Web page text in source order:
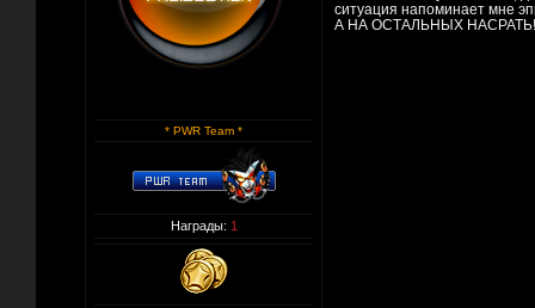
* PWR Team *
Награды: 1
ситуация напоминает
А НА ОСТАЛЬНЫХ НАСРАТЬ!